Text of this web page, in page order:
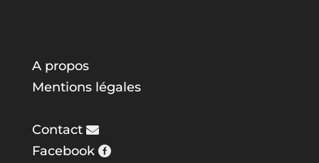
A propos
Mentions légales
Contact
Facebook